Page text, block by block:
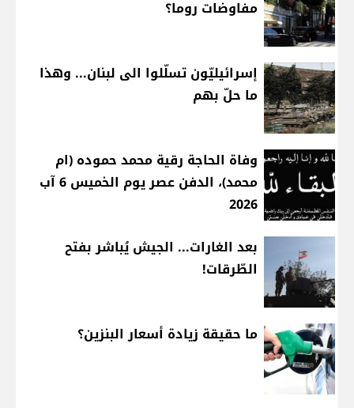
مفاوضات روما؟
إسرائيليّون تسلّلوا الى لبنان... وهذا
ما حلّ بهم
وفاة الحاجة رقية محمد حموده (ام
محمد)، الدفن عصر يوم الخميس 6 آب
2026
بعد الغارات... الجيش يُباشر بفتح
الطّرقات!
ما حقيقة زيادة أسعار البنزين؟